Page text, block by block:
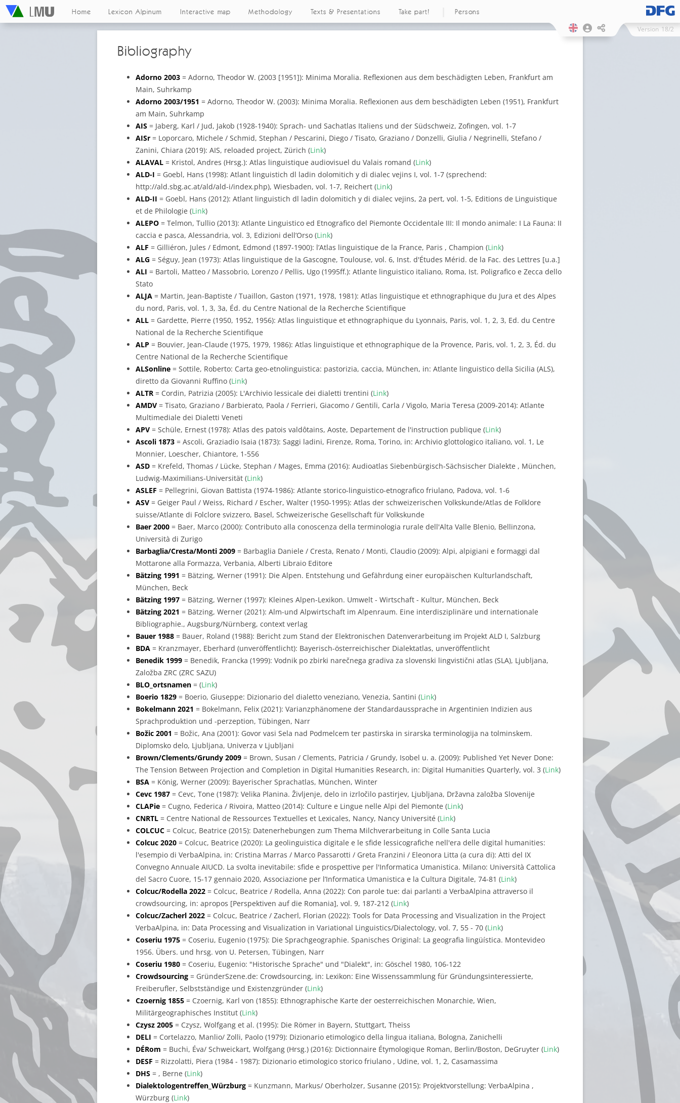
Home Lexicon Alpinum Interactive map Methodology Texts & Presentations Take part! Persons
Version 18/2
Bibliography
Adorno 2003 = Adorno, Theodor W. (2003 [1951]): Minima Moralia. Reflexionen aus dem beschädigten Leben, Frankfurt am
Main, Suhrkamp
Adorno 2003/1951 = Adorno, Theodor W. (2003): Minima Moralia. Reflexionen aus dem beschädigten Leben (1951), Frankfurt
am Main, Suhrkamp
AIS = Jaberg, Karl / Jud, Jakob (1928-1940): Sprach- und Sachatlas Italiens und der Südschweiz, Zofingen, vol. 1-7
AISr = Loporcaro, Michele / Schmid, Stephan / Pescarini, Diego / Tisato, Graziano / Donzelli, Giulia / Negrinelli, Stefano /
Zanini, Chiara (2019): AIS, reloaded project, Zürich (Link)
ALAVAL = Kristol, Andres (Hrsg.): Atlas linguistique audiovisuel du Valais romand (Link)
ALD-I = Goebl, Hans (1998): Atlant linguistich dl ladin dolomitich y di dialec vejins I, vol. 1-7 (sprechend:
http://ald.sbg.ac.at/ald/ald-i/index.php), Wiesbaden, vol. 1-7, Reichert (Link)
ALD-II = Goebl, Hans (2012): Atlant linguistich dl ladin dolomitich y di dialec vejins, 2a pert, vol. 1-5, Editions de Linguistique
et de Philologie (Link)
ALEPO = Telmon, Tullio (2013): Atlante Linguistico ed Etnografico del Piemonte Occidentale III: Il mondo animale: I La Fauna: II
caccia e pasca, Alessandria, vol. 3, Edizioni dell’Orso (Link)
ALF = Gilliéron, Jules / Edmont, Edmond (1897-1900): l’Atlas linguistique de la France, Paris , Champion (Link)
ALG = Séguy, Jean (1973): Atlas linguistique de la Gascogne, Toulouse, vol. 6, Inst. d'Études Mérid. de la Fac. des Lettres [u.a.]
ALI = Bartoli, Matteo / Massobrio, Lorenzo / Pellis, Ugo (1995ff.): Atlante linguistico italiano, Roma, Ist. Poligrafico e Zecca dello
Stato
ALJA = Martin, Jean-Baptiste / Tuaillon, Gaston (1971, 1978, 1981): Atlas linguistique et ethnographique du Jura et des Alpes
du nord, Paris, vol. 1, 3, 3a, Éd. du Centre National de la Recherche Scientifique
ALL = Gardette, Pierre (1950, 1952, 1956): Atlas linguistique et ethnographique du Lyonnais, Paris, vol. 1, 2, 3, Ed. du Centre
National de la Recherche Scientifique
ALP = Bouvier, Jean-Claude (1975, 1979, 1986): Atlas linguistique et ethnographique de la Provence, Paris, vol. 1, 2, 3, Éd. du
Centre National de la Recherche Scientifique
ALSonline = Sottile, Roberto: Carta geo-etnolinguistica: pastorizia, caccia, München, in: Atlante linguistico della Sicilia (ALS),
diretto da Giovanni Ruffino (Link)
ALTR = Cordin, Patrizia (2005): L'Archivio lessicale dei dialetti trentini (Link)
AMDV = Tisato, Graziano / Barbierato, Paola / Ferrieri, Giacomo / Gentili, Carla / Vigolo, Maria Teresa (2009-2014): Atlante
Multimediale dei Dialetti Veneti
APV = Schüle, Ernest (1978): Atlas des patois valdôtains, Aoste, Departement de l'instruction publique (Link)
Ascoli 1873 = Ascoli, Graziadio Isaia (1873): Saggi ladini, Firenze, Roma, Torino, in: Archivio glottologico italiano, vol. 1, Le
Monnier, Loescher, Chiantore, 1-556
ASD = Krefeld, Thomas / Lücke, Stephan / Mages, Emma (2016): Audioatlas Siebenbürgisch-Sächsischer Dialekte , München,
Ludwig-Maximilians-Universität (Link)
ASLEF = Pellegrini, Giovan Battista (1974-1986): Atlante storico-linguistico-etnografico friulano, Padova, vol. 1-6
ASV = Geiger Paul / Weiss, Richard / Escher, Walter (1950-1995): Atlas der schweizerischen Volkskunde/Atlas de Folklore
suisse/Atlante di Folclore svizzero, Basel, Schweizerische Gesellschaft für Volkskunde
Baer 2000 = Baer, Marco (2000): Contributo alla conoscenza della terminologia rurale dell'Alta Valle Blenio, Bellinzona,
Università di Zurigo
Barbaglia/Cresta/Monti 2009 = Barbaglia Daniele / Cresta, Renato / Monti, Claudio (2009): Alpi, alpigiani e formaggi dal
Mottarone alla Formazza, Verbania, Alberti Libraio Editore
Bätzing 1991 = Bätzing, Werner (1991): Die Alpen. Entstehung und Gefährdung einer europäischen Kulturlandschaft,
München, Beck
Bätzing 1997 = Bätzing, Werner (1997): Kleines Alpen-Lexikon. Umwelt - Wirtschaft - Kultur, München, Beck
Bätzing 2021 = Bätzing, Werner (2021): Alm-und Alpwirtschaft im Alpenraum. Eine interdisziplinäre und internationale
Bibliographie., Augsburg/Nürnberg, context verlag
Bauer 1988 = Bauer, Roland (1988): Bericht zum Stand der Elektronischen Datenverarbeitung im Projekt ALD I, Salzburg
BDA = Kranzmayer, Eberhard (unveröffentlicht): Bayerisch-österreichischer Dialektatlas, unveröffentlicht
Benedik 1999 = Benedik, Francka (1999): Vodnik po zbirki narečnega gradiva za slovenski lingvistični atlas (SLA), Ljubljana,
Založba ZRC (ZRC SAZU)
BLO_ortsnamen = (Link)
Boerio 1829 = Boerio, Giuseppe: Dizionario del dialetto veneziano, Venezia, Santini (Link)
Bokelmann 2021 = Bokelmann, Felix (2021): Varianzphänomene der Standardaussprache in Argentinien Indizien aus
Sprachproduktion und -perzeption, Tübingen, Narr
Božic 2001 = Božic, Ana (2001): Govor vasi Sela nad Podmelcem ter pastirska in sirarska terminologija na tolminskem.
Diplomsko delo, Ljubljana, Univerza v Ljubljani
Brown/Clements/Grundy 2009 = Brown, Susan / Clements, Patricia / Grundy, Isobel u. a. (2009): Published Yet Never Done:
The Tension Between Projection and Completion in Digital Humanities Research, in: Digital Humanities Quarterly, vol. 3 (Link)
BSA = König, Werner (2009): Bayerischer Sprachatlas, München, Winter
Cevc 1987 = Cevc, Tone (1987): Velika Planina. Življenje, delo in izrločilo pastirjev, Ljubljana, Državna založba Slovenije
CLAPie = Cugno, Federica / Rivoira, Matteo (2014): Culture e Lingue nelle Alpi del Piemonte (Link)
CNRTL = Centre National de Ressources Textuelles et Lexicales, Nancy, Nancy Université (Link)
COLCUC = Colcuc, Beatrice (2015): Datenerhebungen zum Thema Milchverarbeitung in Colle Santa Lucia
Colcuc 2020 = Colcuc, Beatrice (2020): La geolinguistica digitale e le sfide lessicografiche nell'era delle digital humanities:
l'esempio di VerbaAlpina, in: Cristina Marras / Marco Passarotti / Greta Franzini / Eleonora Litta (a cura di): Atti del IX
Convegno Annuale AIUCD. La svolta inevitabile: sfide e prospettive per l'Informatica Umanistica. Milano: Università Cattolica
del Sacro Cuore, 15-17 gennaio 2020, Associazione per l’Informatica Umanistica e la Cultura Digitale, 74-81 (Link)
Colcuc/Rodella 2022 = Colcuc, Beatrice / Rodella, Anna (2022): Con parole tue: dai parlanti a VerbaAlpina attraverso il
crowdsourcing, in: apropos [Perspektiven auf die Romania], vol. 9, 187-212 (Link)
Colcuc/Zacherl 2022 = Colcuc, Beatrice / Zacherl, Florian (2022): Tools for Data Processing and Visualization in the Project
VerbaAlpina, in: Data Processing and Visualization in Variational Linguistics/Dialectology, vol. 7, 55 - 70 (Link)
Coseriu 1975 = Coseriu, Eugenio (1975): Die Sprachgeographie. Spanisches Original: La geografia lingüística. Montevideo
1956. Übers. und hrsg. von U. Petersen, Tübingen, Narr
Coseriu 1980 = Coseriu, Eugenio: "Historische Sprache" und "Dialekt", in: Göschel 1980, 106-122
Crowdsourcing = GründerSzene.de: Crowdsourcing, in: Lexikon: Eine Wissenssammlung für Gründungsinteressierte,
Freiberufler, Selbstständige und Existenzgründer (Link)
Czoernig 1855 = Czoernig, Karl von (1855): Ethnographische Karte der oesterreichischen Monarchie, Wien,
Militärgeographisches Institut (Link)
Czysz 2005 = Czysz, Wolfgang et al. (1995): Die Römer in Bayern, Stuttgart, Theiss
DELI = Cortelazzo, Manlio/ Zolli, Paolo (1979): Dizionario etimologico della lingua italiana, Bologna, Zanichelli
DÉRom = Buchi, Éva/ Schweickart, Wolfgang (Hrsg.) (2016): Dictionnaire Étymologique Roman, Berlin/Boston, DeGruyter (Link)
DESF = Rizzolatti, Piera (1984 - 1987): Dizionario etimologico storico friulano , Udine, vol. 1, 2, Casamassima
DHS = , Berne (Link)
Dialektologentreffen_Würzburg = Kunzmann, Markus/ Oberholzer, Susanne (2015): Projektvorstellung: VerbaAlpina ,
Würzburg (Link)